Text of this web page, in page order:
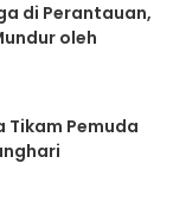
di Perantauan,
oleh
Tikam Pemuda